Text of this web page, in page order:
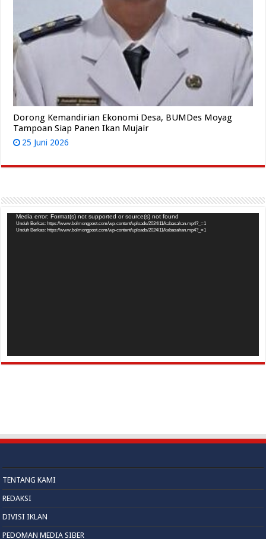
Dorong Kemandirian Ekonomi Desa, BUMDes Moyag
Tampoan Siap Panen Ikan Mujair
25 Juni 2026
Pemutar
Video
Media error: Format(s) not supported or source(s) not found
Unduh Berkas: https://www.bolmongpost.com/wp-content/uploads/2024/11/kabasahan.mp4?_=1
Unduh Berkas: https://www.bolmongpost.com/wp-content/uploads/2024/11/kabasahan.mp4?_=1
TENTANG KAMI
REDAKSI
DIVISI IKLAN
PEDOMAN MEDIA SIBER